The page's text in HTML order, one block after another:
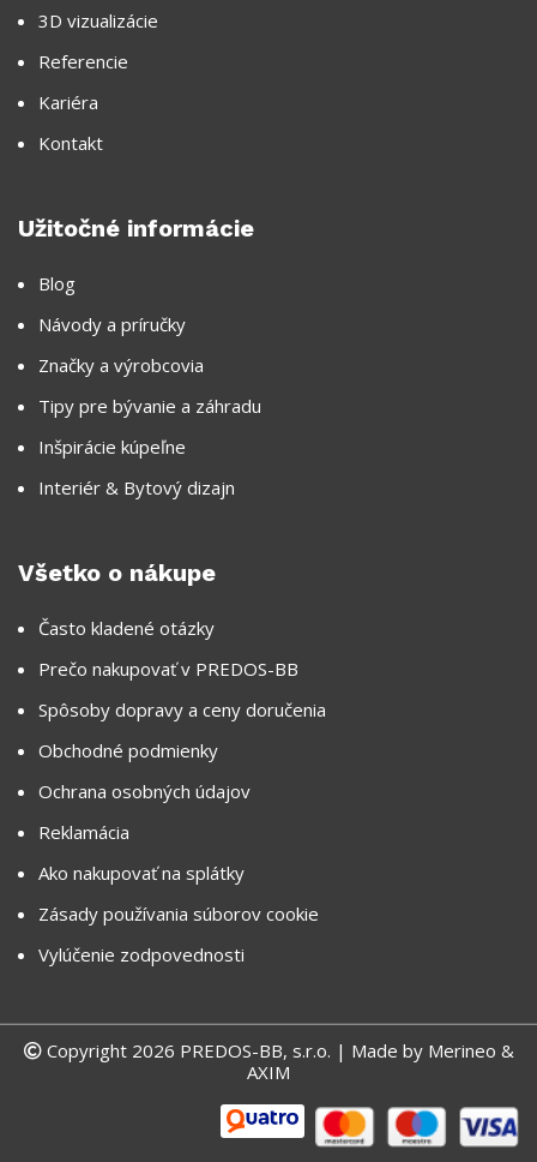
3D vizualizácie
Referencie
Kariéra
Kontakt
Užitočné informácie
Blog
Návody a príručky
Značky a výrobcovia
Tipy pre bývanie a záhradu
Inšpirácie kúpeľne
Interiér & Bytový dizajn
Všetko o nákupe
Často kladené otázky
Prečo nakupovať v PREDOS-BB
Spôsoby dopravy a ceny doručenia
Obchodné podmienky
Ochrana osobných údajov
Reklamácia
Ako nakupovať na splátky
Zásady používania súborov cookie
Vylúčenie zodpovednosti
Copyright 2026 PREDOS-BB, s.r.o. | Made by Merineo &
AXIM